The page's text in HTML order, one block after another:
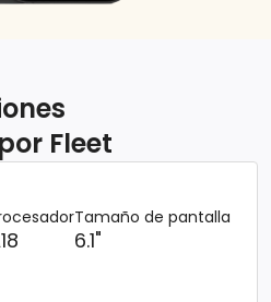
Fleet
Tamaño de pantalla
6.1"